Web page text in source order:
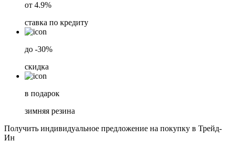
от 4.9%
ставка по кредиту
до -30%
скидка
в подарок
зимняя резина
Получить индивидуальное предложение на покупку в Трейд-
Ин